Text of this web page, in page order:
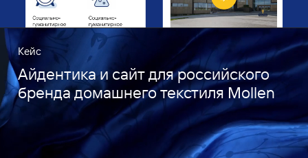
Кейс
Айдентика и сайт для российского
бренда домашнего текстиля Mollen